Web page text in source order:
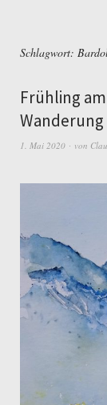
Schlagwort:
Frühling
Wanderung
1. Mai 2020 von